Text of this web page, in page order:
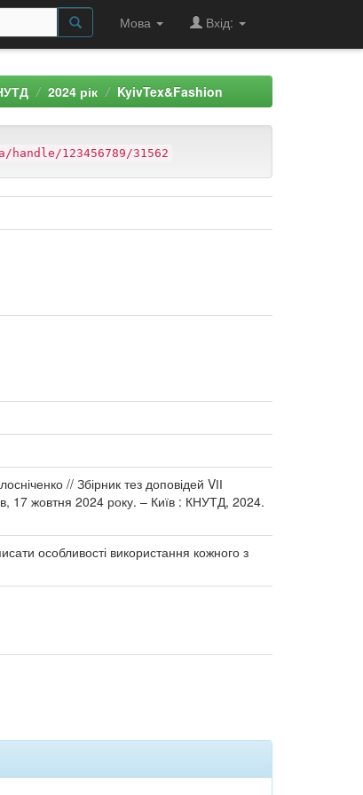
Мова Вхід:
2024 рік KyivTex&Fashion
123456789/31562
// Збірник тез доповідей VІІ
17 жовтня 2024 року. – Київ : КНУТД, 2024.
особливості використання кожного з